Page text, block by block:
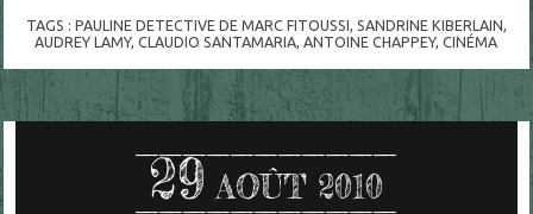
TAGS : PAULINE DETECTIVE DE MARC FITOUSSI SANDRINE KIBERLAIN
AUDREY LAMY,CLAUDIO SANTAMARIA ANTOINE CHAPPEY,CINÉMA
29 AOÛT 2010